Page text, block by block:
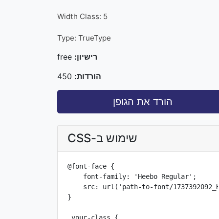
Width Class: 5
Type: TrueType
רישיון:
הורדות:
הורד את הגופן
שימוש ב-CSS
@font-face {
    font-family: 'Heebo Regular';
src: url('path-to-font/
}